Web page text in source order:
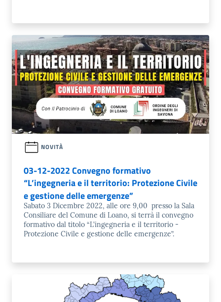
NOVITÀ
03-12-2022 Convegno formativo
“L’ingegneria e il territorio: Protezione Civile
e gestione delle emergenze”
Sabato 3 Dicembre 2022, alle ore 9,00 presso la Sala
Consiliare del Comune di Loano, si terrà il convegno
formativo dal titolo “L'ingegneria e il territorio -
Protezione Civile e gestione delle emergenze”.